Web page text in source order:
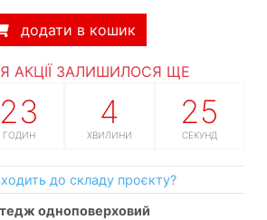
додати в кошик
АКЦІЇ ЗАЛИШИЛОСЯ ЩЕ
23
ГОДИН
4
ХВИЛИНИ
24
СЕКУНД
до складу проєкту?
одноповерховий